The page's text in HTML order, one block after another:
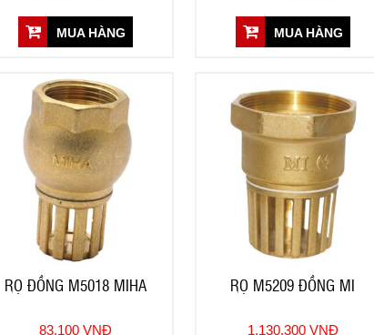
MUA HÀNG MUA HÀNG
RỌ ĐỒNG M5018 MIHA
83.100 VNĐ
RỌ M5209 ĐỒNG MI
1.130.300 VNĐ